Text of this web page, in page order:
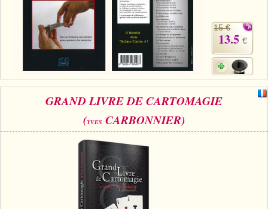
15 €
13.5 €
GRAND LIVRE DE CARTOMAGIE
(YVES CARBONNIER)